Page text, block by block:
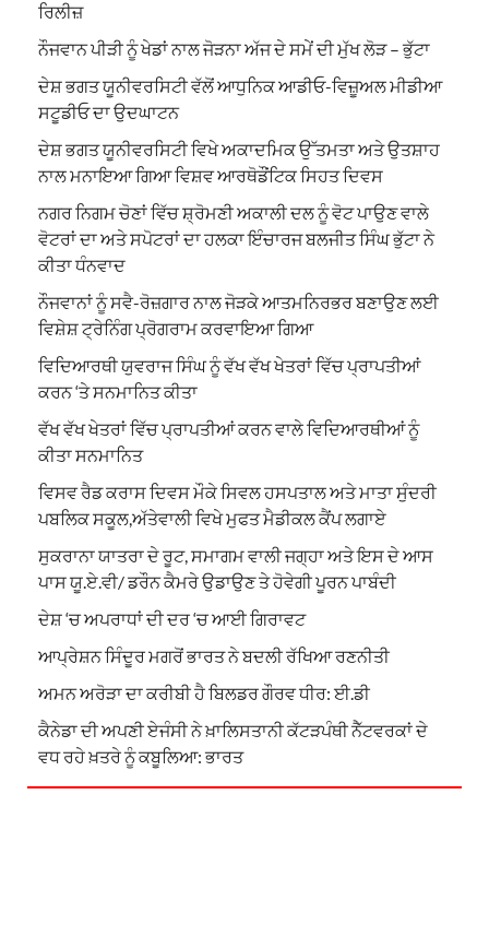
ਰਿਲੀਜ਼
ਨੌਜਵਾਨ ਪੀੜੀ ਨੂੰ ਖੇਡਾਂ ਨਾਲ ਜੋੜਨਾ ਅੱਜ ਦੇ ਸਮੇਂ ਦੀ ਮੁੱਖ ਲੋੜ – ਭੁੱਟਾ
ਦੇਸ਼ ਭਗਤ ਯੂਨੀਵਰਸਿਟੀ ਵੱਲੋਂ ਆਧੁਨਿਕ ਆਡੀਓ-ਵਿਜ਼ੂਅਲ ਮੀਡੀਆ
ਸਟੂਡੀਓ ਦਾ ਉਦਘਾਟਨ
ਦੇਸ਼ ਭਗਤ ਯੂਨੀਵਰਸਿਟੀ ਵਿਖੇ ਅਕਾਦਮਿਕ ਉੱਤਮਤਾ ਅਤੇ ਉਤਸ਼ਾਹ
ਨਾਲ ਮਨਾਇਆ ਗਿਆ ਵਿਸ਼ਵ ਆਰਥੋਡੌਂਟਿਕ ਸਿਹਤ ਦਿਵਸ
ਨਗਰ ਨਿਗਮ ਚੋਣਾਂ ਵਿੱਚ ਸ਼੍ਰੋਮਣੀ ਅਕਾਲੀ ਦਲ ਨੂੰ ਵੋਟ ਪਾਉਣ ਵਾਲੇ
ਵੋਟਰਾਂ ਦਾ ਅਤੇ ਸਪੋਟਰਾਂ ਦਾ ਹਲਕਾ ਇੰਚਾਰਜ ਬਲਜੀਤ ਸਿੰਘ ਭੁੱਟਾ ਨੇ
ਕੀਤਾ ਧੰਨਵਾਦ
ਨੌਜਵਾਨਾਂ ਨੂੰ ਸਵੈ-ਰੋਜ਼ਗਾਰ ਨਾਲ ਜੋੜਕੇ ਆਤਮਨਿਰਭਰ ਬਣਾਉਣ ਲਈ
ਵਿਸ਼ੇਸ਼ ਟ੍ਰੇਨਿੰਗ ਪ੍ਰੋਗਰਾਮ ਕਰਵਾਇਆ ਗਿਆ
ਵਿਦਿਆਰਥੀ ਯੁਵਰਾਜ ਸਿੰਘ ਨੂੰ ਵੱਖ ਵੱਖ ਖੇਤਰਾਂ ਵਿੱਚ ਪ੍ਰਾਪਤੀਆਂ
ਕਰਨ ‘ਤੇ ਸਨਮਾਨਿਤ ਕੀਤਾ
ਵੱਖ ਵੱਖ ਖੇਤਰਾਂ ਵਿੱਚ ਪ੍ਰਾਪਤੀਆਂ ਕਰਨ ਵਾਲੇ ਵਿਦਿਆਰਥੀਆਂ ਨੂੰ
ਕੀਤਾ ਸਨਮਾਨਿਤ
ਵਿਸਵ ਰੈਡ ਕਰਾਸ ਦਿਵਸ ਮੌਕੇ ਸਿਵਲ ਹਸਪਤਾਲ ਅਤੇ ਮਾਤਾ ਸੁੰਦਰੀ
ਪਬਲਿਕ ਸਕੂਲ,ਅੱਤੇਵਾਲੀ ਵਿਖੇ ਮੁਫਤ ਮੈਡੀਕਲ ਕੈਂਪ ਲਗਾਏ
ਸੁਕਰਾਨਾ ਯਾਤਰਾ ਦੇ ਰੂਟ, ਸਮਾਗਮ ਵਾਲੀ ਜਗ੍ਹਾ ਅਤੇ ਇਸ ਦੇ ਆਸ
ਪਾਸ ਯੂ.ਏ.ਵੀ/ ਡਰੌਨ ਕੈਮਰੇ ਉਡਾਉਣ ਤੇ ਹੋਵੇਗੀ ਪੂਰਨ ਪਾਬੰਦੀ
ਦੇਸ਼ ‘ਚ ਅਪਰਾਧਾਂ ਦੀ ਦਰ ‘ਚ ਆਈ ਗਿਰਾਵਟ
ਆਪ੍ਰੇਸ਼ਨ ਸਿੰਦੂਰ ਮਗਰੋਂ ਭਾਰਤ ਨੇ ਬਦਲੀ ਰੱਖਿਆ ਰਣਨੀਤੀ
ਅਮਨ ਅਰੋੜਾ ਦਾ ਕਰੀਬੀ ਹੈ ਬਿਲਡਰ ਗੌਰਵ ਧੀਰ: ਈ.ਡੀ
ਕੈਨੇਡਾ ਦੀ ਅਪਣੀ ਏਜੰਸੀ ਨੇ ਖ਼ਾਲਿਸਤਾਨੀ ਕੱਟੜਪੰਥੀ ਨੈੱਟਵਰਕਾਂ ਦੇ
ਵਧ ਰਹੇ ਖ਼ਤਰੇ ਨੂੰ ਕਬੂਲਿਆ: ਭਾਰਤ